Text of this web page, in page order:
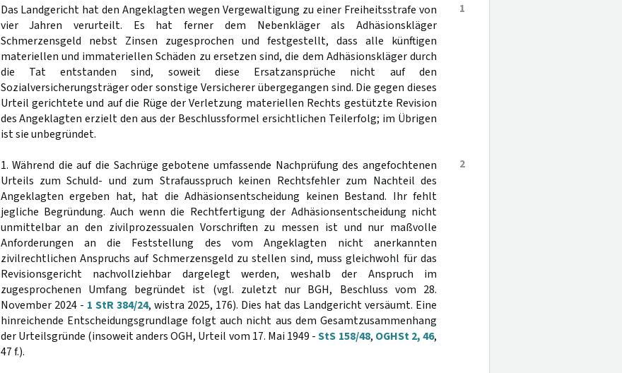
1
Das Landgericht hat den Angeklagten wegen Vergewaltigung zu einer Freiheitsstrafe von
vier Jahren verurteilt. Es hat ferner dem Nebenkläger als Adhäsionskläger
Schmerzensgeld nebst Zinsen zugesprochen und festgestellt, dass alle künftigen
materiellen und immateriellen Schäden zu ersetzen sind, die dem Adhäsionskläger durch
die Tat entstanden sind, soweit diese Ersatzansprüche nicht auf den
Sozialversicherungsträger oder sonstige Versicherer übergegangen sind. Die gegen dieses
Urteil gerichtete und auf die Rüge der Verletzung materiellen Rechts gestützte Revision
des Angeklagten erzielt den aus der Beschlussformel ersichtlichen Teilerfolg; im Übrigen
ist sie unbegründet.
2
1. Während die auf die Sachrüge gebotene umfassende Nachprüfung des angefochtenen
Urteils zum Schuld- und zum Strafausspruch keinen Rechtsfehler zum Nachteil des
Angeklagten ergeben hat, hat die Adhäsionsentscheidung keinen Bestand. Ihr fehlt
jegliche Begründung. Auch wenn die Rechtfertigung der Adhäsionsentscheidung nicht
unmittelbar an den zivilprozessualen Vorschriften zu messen ist und nur maßvolle
Anforderungen an die Feststellung des vom Angeklagten nicht anerkannten
zivilrechtlichen Anspruchs auf Schmerzensgeld zu stellen sind, muss gleichwohl für das
Revisionsgericht nachvollziehbar dargelegt werden, weshalb der Anspruch im
zugesprochenen Umfang begründet ist (vgl. zuletzt nur BGH, Beschluss vom 28.
November 2024 - 1 StR 384/24, wistra 2025, 176). Dies hat das Landgericht versäumt. Eine
hinreichende Entscheidungsgrundlage folgt auch nicht aus dem Gesamtzusammenhang
der Urteilsgründe (insoweit anders OGH, Urteil vom 17. Mai 1949 -StS 158/48, OGHSt 2, 46,
47 f.).